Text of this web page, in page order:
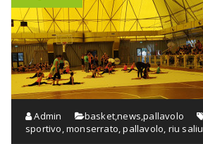
Admin basket,news,pallavolo
sportivo,monserrato,pallavolo, riu saliu